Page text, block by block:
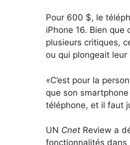
Pour 600 $, le
iPhone 16. Bien
plusieurs critiques,
ou qui plongeait leur
«C’est pour la
que son
téléphone, et il faut
UN Cnet Review a
fonctionnalités dans